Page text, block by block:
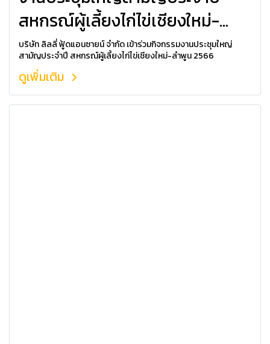
สหกรณ์ผู้เลี้ยงไก่ไข่เชียงใหม่-
ลำพูน 2566
บริษัท ลิลลี่ ฟู้ดแอนซายน์ จำกัด เข้าร่วมกิจกรรมงานประชุมใหญ่
สามัญประจำปี สหกรณ์ผู้เลี้ยงไก่ไข่เชียงใหม่-ลำพูน 2566
ดูเพิ่มเติม